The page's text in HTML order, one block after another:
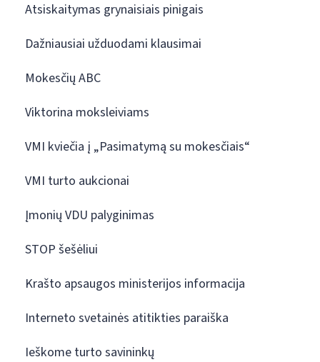
Atsiskaitymas grynaisiais pinigais
Dažniausiai užduodami klausimai
Mokesčių ABC
Viktorina moksleiviams
VMI kviečia į „Pasimatymą su mokesčiais“
VMI turto aukcionai
Įmonių VDU palyginimas
STOP šešėliui
Krašto apsaugos ministerijos informacija
Interneto svetainės atitikties paraiška
Ieškome turto savininkų